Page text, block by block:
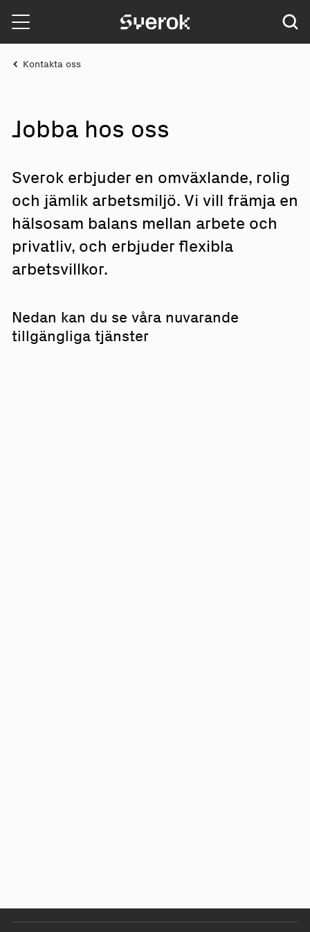
Sverok
Kontakta oss
Jobba hos oss
Sverok erbjuder en omväxlande, rolig
och jämlik arbetsmiljö. Vi vill främja en
hälsosam balans mellan arbete och
privatliv, och erbjuder flexibla
arbetsvillkor.
Nedan kan du se våra nuvarande
tillgängliga tjänster